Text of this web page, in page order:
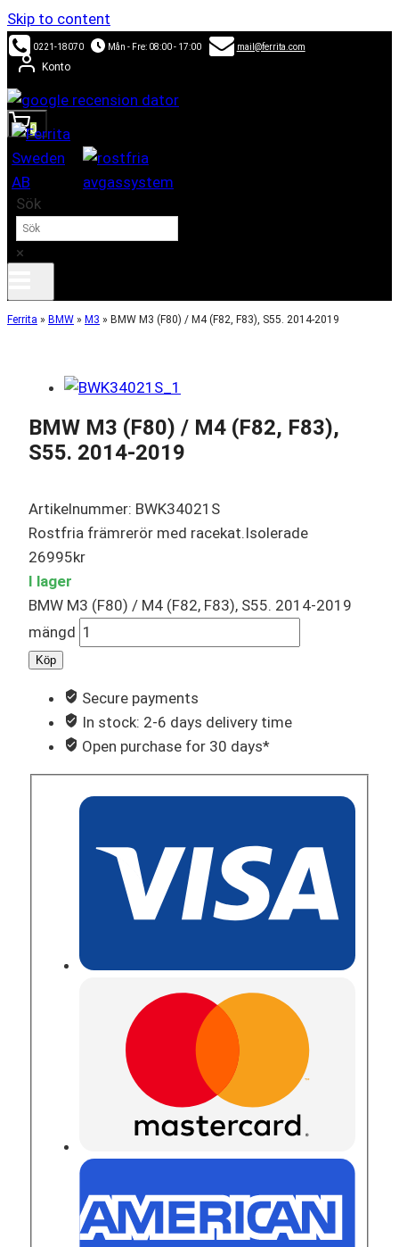
Skip to content
0221-18070 Mån - Fre: 08:00 - 17:00 mail@ferrita.com
Konto
0
Sök
×
Ferrita » BMW » M3 » BMW M3 (F80) / M4 (F82, F83), S55. 2014-2019
BMW M3 (F80) / M4 (F82, F83),
S55. 2014-2019
Artikelnummer: BWK34021S
Rostfria främrerör med racekat.Isolerade
26995kr
I lager
BMW M3 (F80) / M4 (F82, F83), S55. 2014-2019
mängd
Köp
Secure payments
In stock: 2-6 days delivery time
Open purchase for 30 days*